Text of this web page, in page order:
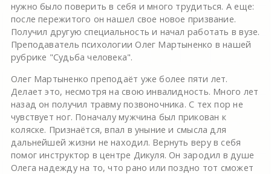
нужно было поверить в себя и много трудиться. А еще:
после пережитого он нашел свое новое призвание.
Получил другую специальность и начал работать в вузе.
Преподаватель психологии Олег Мартыненко в нашей
рубрике "Судьба человека".
Олег Мартыненко преподаёт уже более пяти лет.
Делает это, несмотря на свою инвалидность. Много лет
назад он получил травму позвоночника. С тех пор не
чувствует ног. Поначалу мужчина был прикован к
коляске. Признаётся, впал в уныние и смысла для
дальнейшей жизни не находил. Вернуть веру в себя
помог инструктор в центре Дикуля. Он зародил в душе
Олега надежду на то, что рано или поздно тот сможет